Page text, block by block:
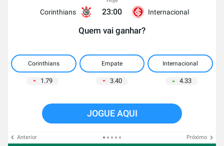
Corinthians 23:00 Internacional
Quem vai ganhar?
Corinthians Empate Internacional
1.79 3.40 4.33
JOGUE AQUI
Anterior Próximo